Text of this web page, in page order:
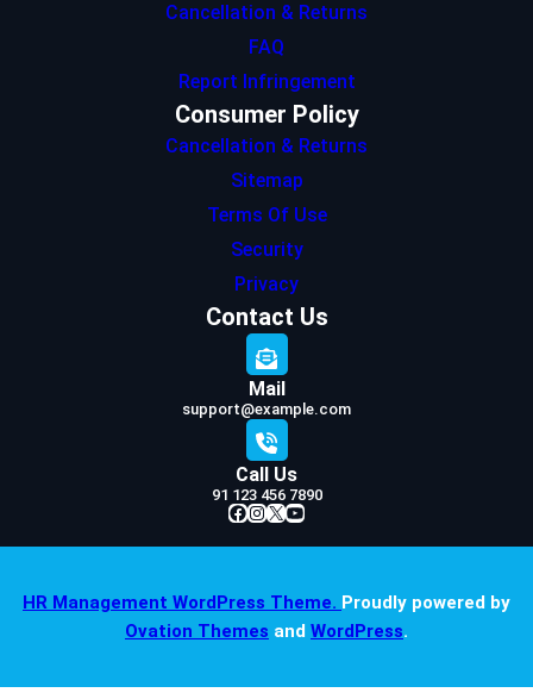
Cancellation & Returns
FAQ
Report Infringement
Consumer Policy
Cancellation & Returns
Sitemap
Terms Of Use
Security
Privacy
Contact Us
Mail
support@example.com
Call Us
91 123 456 7890
Facebook InstagramX YouTube
HR Management WordPress Theme. Proudly powered by
Ovation Themes and WordPress.